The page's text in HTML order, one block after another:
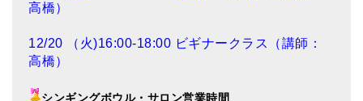
高橋）
12/20 （火)16:00-18:00 ビギナークラス（講師：
高橋）
シンギングボウル・サロン営業時間